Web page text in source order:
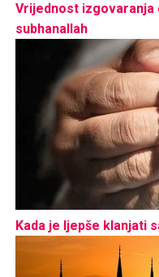
Vrijednost izgovaranja
subhanallah
Kada je ljepše klanjati